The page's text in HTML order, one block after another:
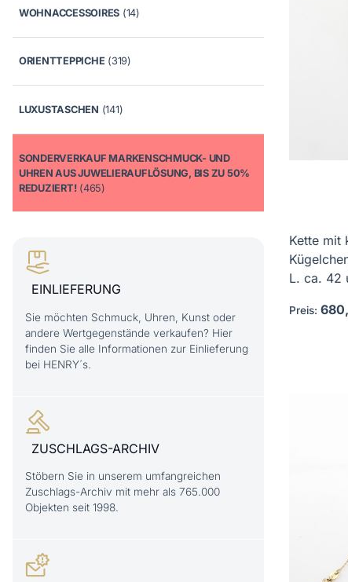
WOHNACCESSOIRES (14)
ORIENTTEPPICHE (319)
LUXUSTASCHEN (141)
SONDERVERKAUF MARKENSCHMUCK- UND
UHREN AUS JUWELIERAUFLÖSUNG, BIS ZU 50%
REDUZIERT!(465)
EINLIEFERUNG
Sie möchten Schmuck, Uhren, Kunst oder
andere Wertgegenstände verkaufen? Hier
finden Sie alle Informationen zur Einlieferung
bei HENRY´s.
ZUSCHLAGS-ARCHIV
Stöbern Sie in unserem umfangreichen
Zuschlags-Archiv mit mehr als 765.000
Objekten seit 1998.
Kette mit
L. ca. 42
Preis: